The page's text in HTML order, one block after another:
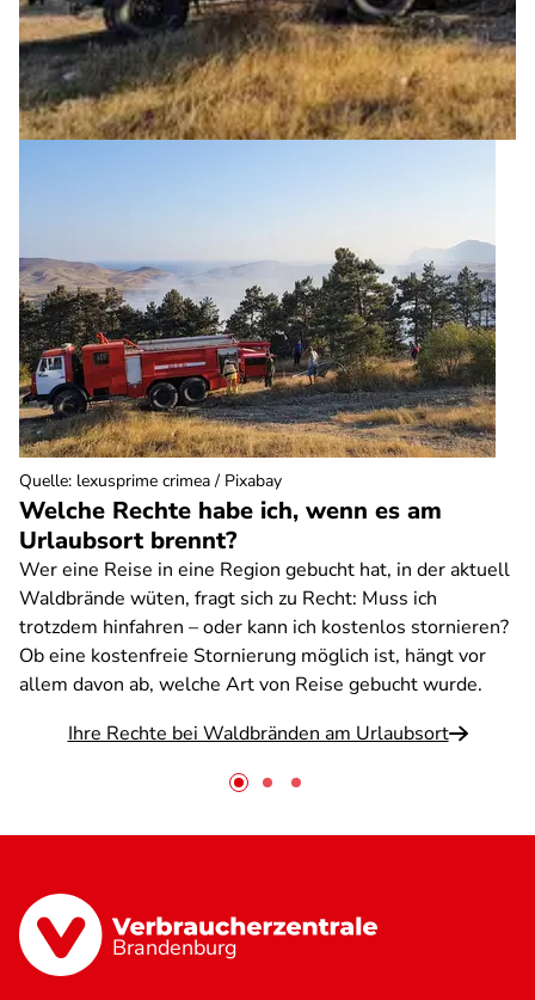
Welche Rechte habe ich, wenn es am
Urlaubsort brennt?
Wer eine Reise in eine Region gebucht hat, in der aktuell
Waldbrände wüten, fragt sich zu Recht: Muss ich
trotzdem hinfahren – oder kann ich kostenlos stornieren?
Ob eine kostenfreie Stornierung möglich ist, hängt vor
allem davon ab, welche Art von Reise gebucht wurde.
Ihre Rechte bei Waldbränden am Urlaubsort
Quelle: lexusprime crimea / Pixabay
Brandenburg